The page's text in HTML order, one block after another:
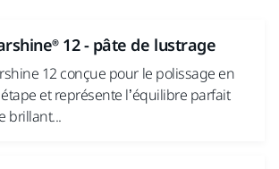
12 - pâte de lustrage
12 conçue pour le polissage en
et représente l’équilibre parfait
brillant...